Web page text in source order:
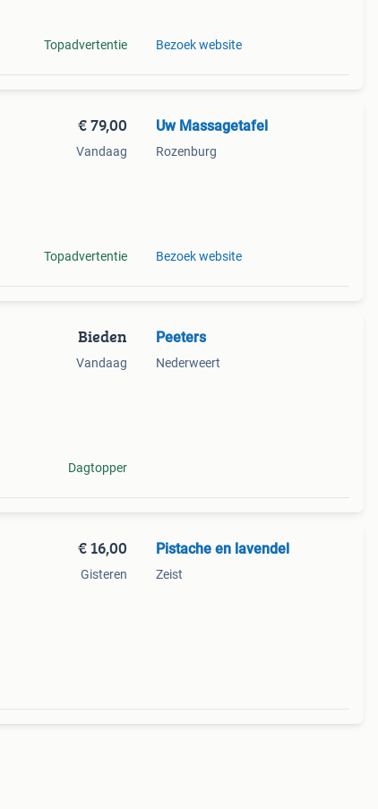
Topadvertentie Bezoek website
€ 79,00
Vandaag
Topadvertentie
Uw Massagetafel
Rozenburg
Bezoek website
Bieden
Vandaag
Dagtopper
Peeters
Nederweert
€ 16,00
Gisteren
Pistache en lavendel
Zeist